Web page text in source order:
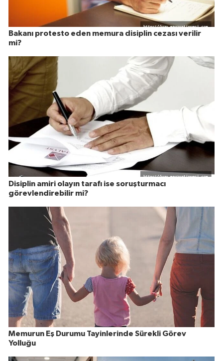
Bakanı protesto eden memura disiplin cezası verilir
mi?
Disiplin amiri olayın tarafı ise soruşturmacı
görevlendirebilir mi?
Memurun Eş Durumu Tayinlerinde Sürekli Görev
Yolluğu